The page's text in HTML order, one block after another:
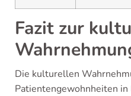
Fazit zur
Die kulturellen
Patientengewohnheiten